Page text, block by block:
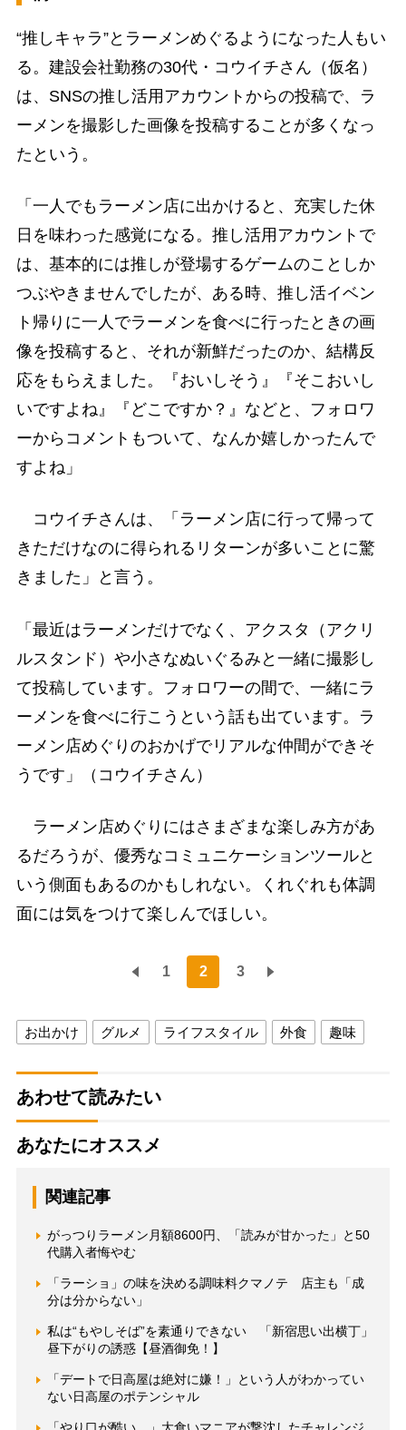
“推しキャラ”とラーメンめぐるようになった人もい
る。建設会社勤務の30代・コウイチさん（仮名）
は、SNSの推し活用アカウントからの投稿で、ラ
ーメンを撮影した画像を投稿することが多くなっ
たという。
「一人でもラーメン店に出かけると、充実した休
日を味わった感覚になる。推し活用アカウントで
は、基本的には推しが登場するゲームのことしか
つぶやきませんでしたが、ある時、推し活イベン
ト帰りに一人でラーメンを食べに行ったときの画
像を投稿すると、それが新鮮だったのか、結構反
応をもらえました。『おいしそう』『そこおいし
いですよね』『どこですか？』などと、フォロワ
ーからコメントもついて、なんか嬉しかったんで
すよね」
コウイチさんは、「ラーメン店に行って帰って
きただけなのに得られるリターンが多いことに驚
きました」と言う。
「最近はラーメンだけでなく、アクスタ（アクリ
ルスタンド）や小さなぬいぐるみと一緒に撮影し
て投稿しています。フォロワーの間で、一緒にラ
ーメンを食べに行こうという話も出ています。ラ
ーメン店めぐりのおかげでリアルな仲間ができそ
うです」（コウイチさん）
ラーメン店めぐりにはさまざまな楽しみ方があ
るだろうが、優秀なコミュニケーションツールと
いう側面もあるのかもしれない。くれぐれも体調
面には気をつけて楽しんでほしい。
1 2 3
お出かけ グルメ ライフスタイル 外食 趣味
あわせて読みたい
あなたにオススメ
関連記事
がっつりラーメン月額8600円、「読みが甘かった」と50
代購入者悔やむ
「ラーショ」の味を決める調味料クマノテ 店主も「成
分は分からない」
私は“もやしそば”を素通りできない 「新宿思い出横丁」
昼下がりの誘惑【昼酒御免！】
「デートで日高屋は絶対に嫌！」という人がわかってい
ない日高屋のポテンシャル
「やり口が酷い…」大食いマニアが撃沈したチャレンジ